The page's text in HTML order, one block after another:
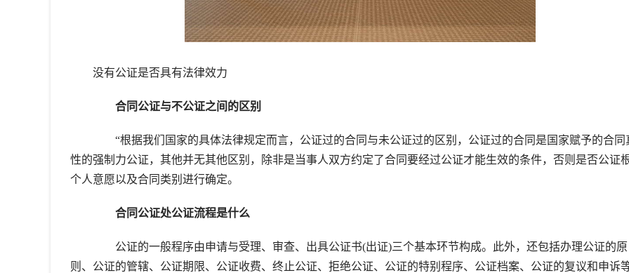
没有公证是否具有法律效力
合同公证与不公证之间的区别
“根据我们国家的具体法律规定而言，公证过的合同与未公证过的区别，公证过的合同是国家赋予的合同
性的强制力公证，其他并无其他区别，除非是当事人双方约定了合同要经过公证才能生效的条件，否则是否公证
个人意愿以及合同类别进行确定。
合同公证处公证流程是什么
公证的一般程序由申请与受理、审查、出具公证书(出证)三个基本环节构成。此外，还包括办理公证的原
则、公证的管辖、公证期限、公证收费、终止公证、拒绝公证、公证的特别程序、公证档案、公证的复议和申诉